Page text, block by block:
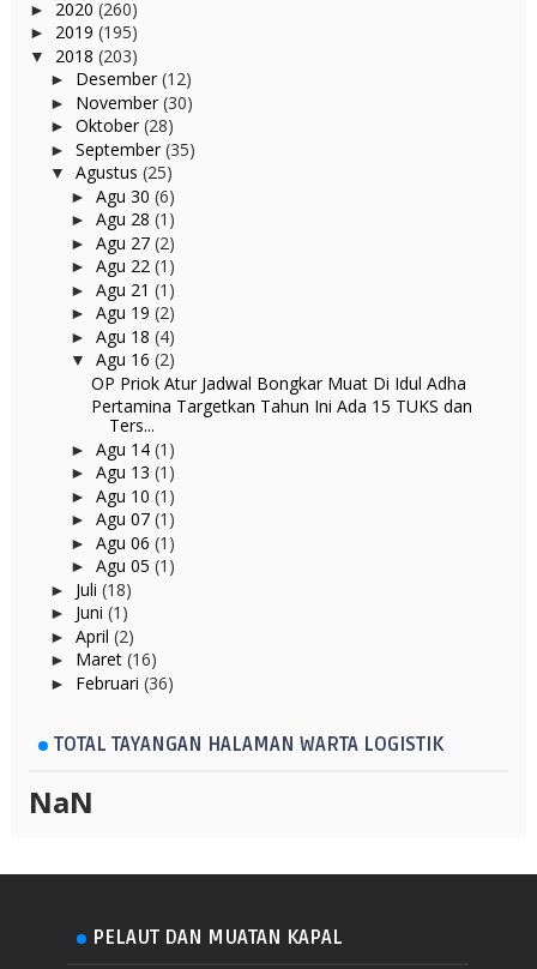
► 2020 (260)
► 2019 (195)
▼ 2018 (203)
► Desember(12)
► November(30)
► Oktober(28)
► September(35)
▼ Agustus (25)
► Agu 30 (6)
► Agu 28 (1)
► Agu 27 (2)
► Agu 22 (1)
► Agu 21 (1)
► Agu 19 (2)
► Agu 18 (4)
▼ Agu 16 (2)
OP Priok Atur Jadwal Bongkar Muat Di Idul Adha
Pertamina Targetkan Tahun Ini Ada 15 TUKS dan
Ters...
► Agu 14 (1)
► Agu 13 (1)
► Agu 10 (1)
► Agu 07 (1)
► Agu 06 (1)
► Agu 05 (1)
► Juli (18)
► Juni (1)
► April (2)
► Maret (16)
► Februari (36)
TOTAL TAYANGAN HALAMAN WARTA LOGISTIK
NaN
PELAUT DAN MUATAN KAPAL